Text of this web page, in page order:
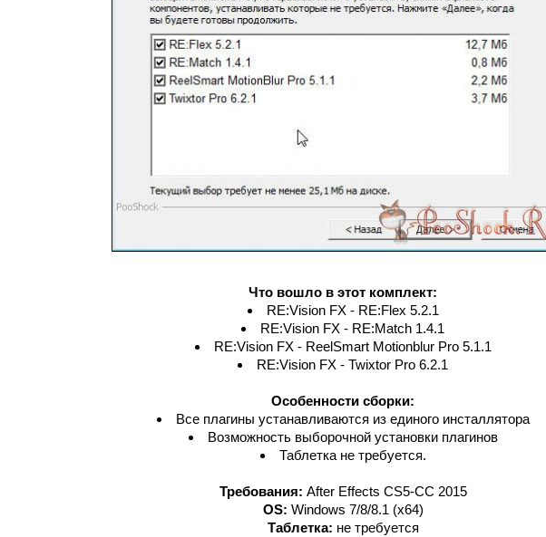
Что вошло в этот комплект:
RE:Vision FX - RE:Flex 5.2.1
RE:Vision FX - RE:Match 1.4.1
RE:Vision FX - ReelSmart Motionblur Pro 5.1.1
RE:Vision FX - Twixtor Pro 6.2.1
Особенности сборки:
Все плагины устанавливаются из единого инсталлятора
Возможность выборочной установки плагинов
Таблетка не требуется.
Требования: After Effects CS5-СС 2015
OS: Windows 7/8/8.1 (x64)
Таблетка: не требуется